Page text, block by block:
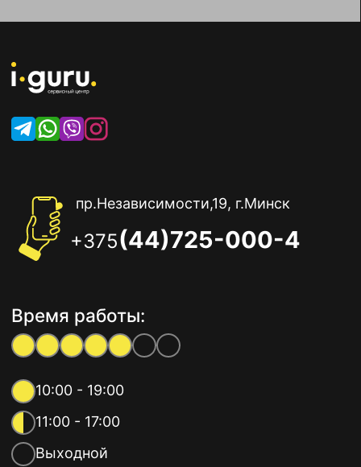
пр.Независимости,19, г.Минск
+375(44)725-000-4
Время работы:
10:00 - 19:00
11:00 - 17:00
Выходной